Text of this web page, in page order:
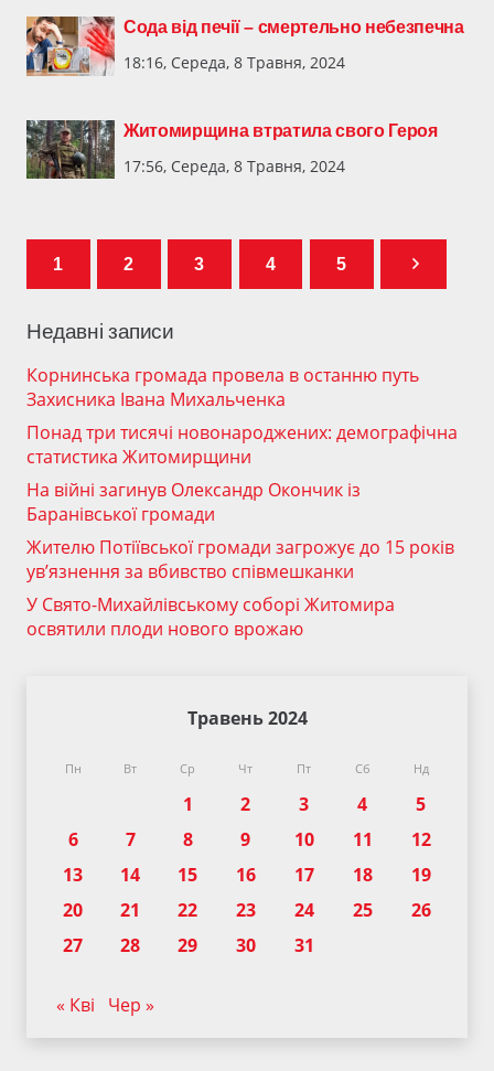
Сода від печії – смертельно небезпечна
18:16, Середа, 8 Травня, 2024
Житомирщина втратила свого Героя
17:56, Середа, 8 Травня, 2024
1 2 3 4 5
Недавні записи
Корнинська громада провела в останню путь
Захисника Івана Михальченка
Понад три тисячі новонароджених: демографічна
статистика Житомирщини
На війні загинув Олександр Окончик із
Баранівської громади
Жителю Потіївської громади загрожує до 15 років
ув’язнення за вбивство співмешканки
У Свято-Михайлівському соборі Житомира
освятили плоди нового врожаю
Травень 2024
Пн Вт Ср Чт Пт Сб Нд
1 2 3 4
5
6
7 8 9 10 11
12
13
14 15 16 17 18
19
20
21 22 23 24 25
26
27
28 29 30 31
« Кві Чер »